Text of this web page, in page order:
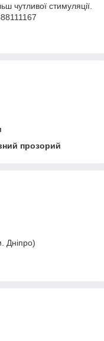
чутливої стимуляції.
прозорий
Дніпро)